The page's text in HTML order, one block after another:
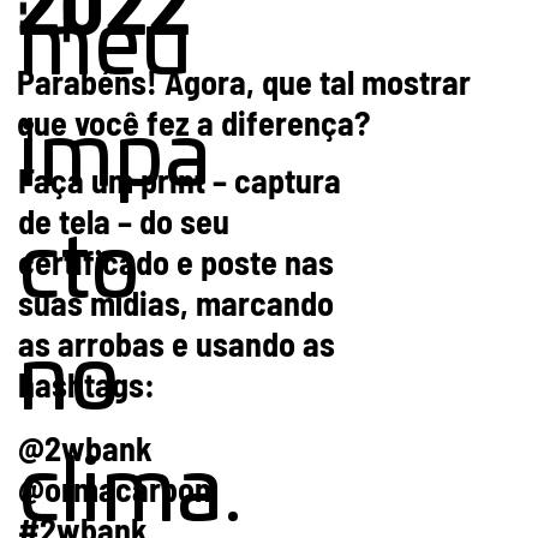
meu
impa
cto
no
clima.
Parabéns! Agora, que tal mostrar
que você fez a diferença?
Faça um print – captura
de tela – do seu
certificado e poste nas
suas mídias, marcando
as arrobas e usando as
hashtags:
@2wbank
@ormacarbon
#2wbank